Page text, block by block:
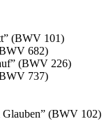
(BWV 101)
682)
(BWV 226)
737)
Glauben” (BWV 102)